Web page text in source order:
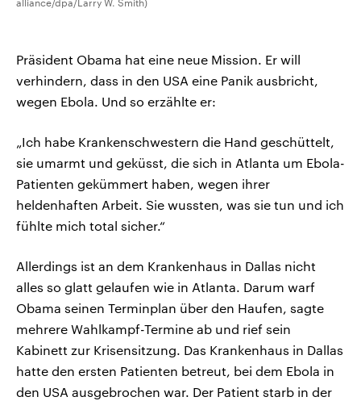
alliance/dpa/Larry W. Smith)
Präsident Obama hat eine neue Mission. Er will
verhindern, dass in den USA eine Panik ausbricht,
wegen Ebola. Und so erzählte er:
„Ich habe Krankenschwestern die Hand geschüttelt,
sie umarmt und geküsst, die sich in Atlanta um Ebola-
Patienten gekümmert haben, wegen ihrer
heldenhaften Arbeit. Sie wussten, was sie tun und ich
fühlte mich total sicher.“
Allerdings ist an dem Krankenhaus in Dallas nicht
alles so glatt gelaufen wie in Atlanta. Darum warf
Obama seinen Terminplan über den Haufen, sagte
mehrere Wahlkampf-Termine ab und rief sein
Kabinett zur Krisensitzung. Das Krankenhaus in Dallas
hatte den ersten Patienten betreut, bei dem Ebola in
den USA ausgebrochen war. Der Patient starb in der